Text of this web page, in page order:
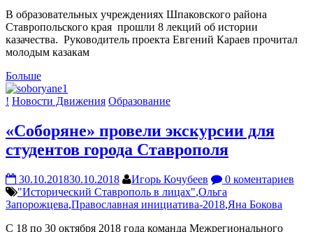
В образовательных учреждениях Шпаковского района
Ставропольского края прошли 8 лекций об истории
казачества. Руководитель проекта Евгений Караев прочитал
молодым казакам
Больше
! Новости Движения Образование
«Соборяне» провели экскурсии для
студентов города Ставрополя
30.10.201830.10.2018 Игорь Кочубеев
0 коментариев
"Исторический Ставрополь в лицах",Ольга
Запорожцева,Православная инициатива-2018,Яна Бокова
С 18 по 30 октября 2018 года команда Межрегионального